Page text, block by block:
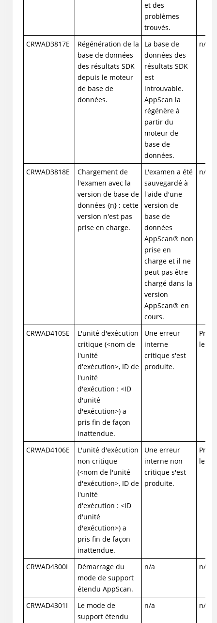
et des
problèmes
trouvés.
CRWAD3817E
Régénération de la
base de données
des résultats SDK
depuis le moteur
de base de
données.
La base de
données des
résultats SDK
est
introuvable.
AppScan la
régénère à
partir du
moteur de
base de
données.
n/a
CRWAD3818E
Chargement de
l'examen avec la
version de base de
données {n} ; cette
version n'est pas
prise en charge.
L'examen a été
sauvegardé à
l'aide d'une
version de
base de
données
AppScan® non
prise en
charge et il ne
peut pas être
chargé dans la
version
AppScan® en
cours.
n/a
CRWAD4105E
L'unité d'exécution
critique (<nom de
l'unité
d'exécution>, ID de
l'unité
d'exécution : <ID
d'unité
d'exécution>) a
pris fin de façon
inattendue.
Une erreur
interne
critique s'est
produite.
le
CRWAD4106E
L'unité d'exécution
non critique
(<nom de l'unité
d'exécution>, ID de
l'unité
d'exécution : <ID
d'unité
d'exécution>) a
pris fin de façon
inattendue.
Une erreur
interne non
critique s'est
produite.
le
CRWAD4300I
Démarrage du
mode de support
étendu AppScan.
n/a n/a
CRWAD4301I
Le mode de
support étendu
n/a n/a